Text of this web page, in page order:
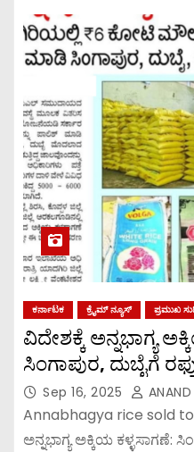
ಕರ್ನಾಟಕ ಕ್ರೈಮ್ ನ್ಯೂಸ್ ಪ್ರಮುಖ
ವಿದೇಶಕ್ಕೆ ಅನ್ನಭಾಗ್ಯ
ಸಿಂಗಾಪುರ, ದುಬೈಗೆ
Sep 16, 2025
Annabhagya rice sold
ಅನ್ನಭಾಗ್ಯ ಅಕ್ಕಿಯ ಕಳ್ಳಸಾಗಣೆ: